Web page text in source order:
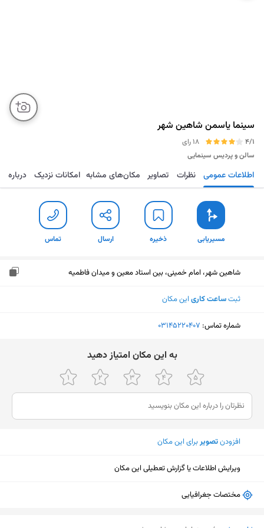
سینما یاسمن شاهین شهر
4/1
18 رای
سالن و پردیس سینمایی
مسیریابی ذخیره ارسال تماس اطلاعات عمومی نظرات تصاویر مکان‌های مشابه امکانات نزدیک درباره
مسیریابی ذخیره ارسال تماس
شاهین شهر، امام خمینی، بین استاد معین و میدان فاطمیه
ثبتساعت کاری این مکان
شماره تماس: ‎03145220407
ﺑﻪ اﯾﻦ ﻣﮑﺎن اﻣﺘﯿﺎز دﻫﯿﺪ
افزودنتصویربرای این مکان
ویرایش اطلاعات یا گزارش تعطیلی این مکان
مختصات جغرافیایی